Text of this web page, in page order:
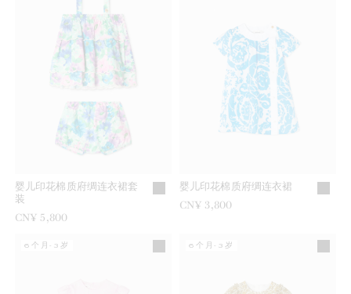
婴儿印花棉质府绸连衣裙套
装
CN¥ 5,800
婴儿印花棉质府绸连衣裙
CN¥ 3,800
6个月-3岁 6个月-3岁